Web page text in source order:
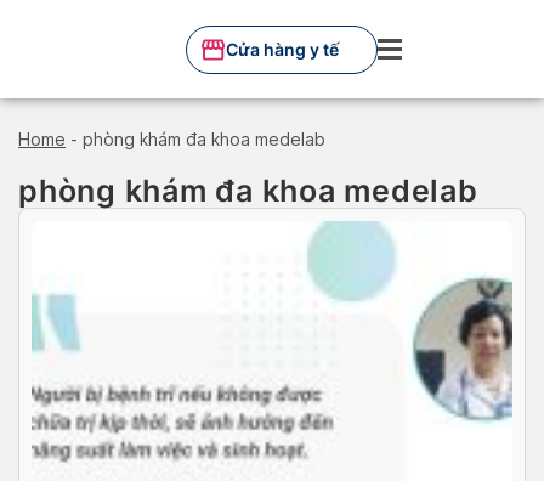
Cửa hàng y tế
Home - phòng khám đa khoa medelab
phòng khám đa khoa medelab